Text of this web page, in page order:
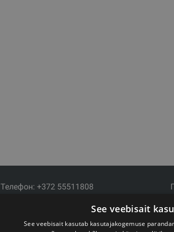
Телефон: +372 55511808
Время работы: Пн-Пт с 9:00 до 18:00
See veebisait
See veebisait kasutab kasutajakogemuse